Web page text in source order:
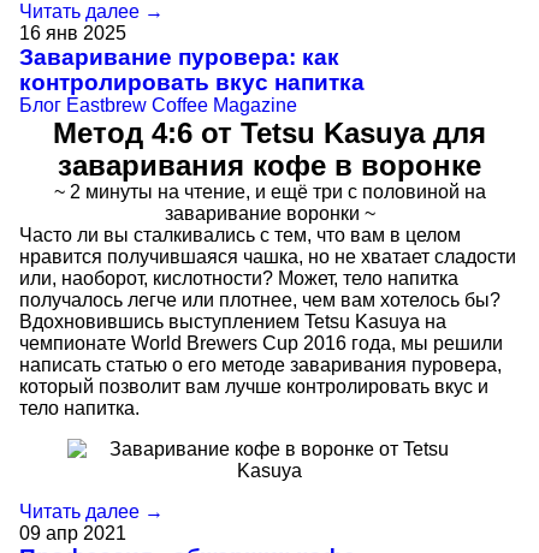
Читать далее →
16 янв 2025
Заваривание пуровера: как
контролировать вкус напитка
Блог Eastbrew Coffee Magazine
Метод 4:6 от Tetsu Kasuya для
заваривания кофе в воронке
~ 2 минуты на чтение, и ещё три с половиной на
заваривание воронки ~
Часто ли вы сталкивались с тем, что вам в целом
нравится получившаяся чашка, но не хватает сладости
или, наоборот, кислотности? Может, тело напитка
получалось легче или плотнее, чем вам хотелось бы?
Вдохновившись выступлением Tetsu Kasuya на
чемпионате World Brewers Cup 2016 года, мы решили
написать статью о его методе заваривания пуровера,
который позволит вам лучше контролировать вкус и
тело напитка.
Читать далее →
09 апр 2021